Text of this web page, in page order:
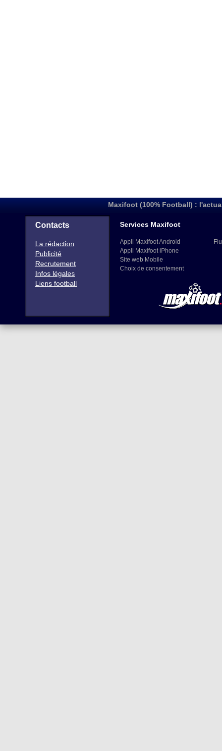
Maxifoot (100% Football) :
Contacts
La rédaction
Publicité
Recrutement
Infos légales
Liens football
Services Maxifoot
Appli Maxifoot Android
Appli Maxifoot iPhone
Site web Mobile
Choix de consentement